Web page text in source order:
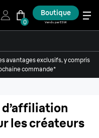
0
Boutique
Vendu par ESW
avantages exclusifs, y compris
commande*
les créateurs